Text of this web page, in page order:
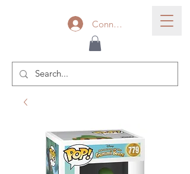
Connexion